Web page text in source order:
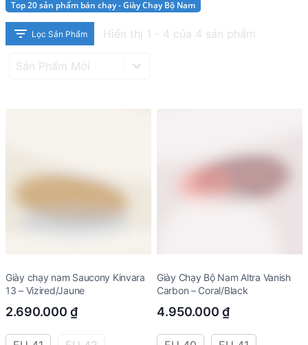
Top 20 sản phẩm bán chạy - Giày Chạy Bộ Nam
Lọc Sản Phẩm Hiển thị 1 - 4 của 4 sản phẩm
Product Sort
Sort content
Giày chạy nam Saucony Kinvara
13 – Vizired/Jaune
2.690.000 ₫
EU 41 EU 42 EU 42.5
Giày Chạy Bộ Nam Altra Vanish
Carbon – Coral/Black
4.950.000 ₫
EU 40 EU 41 EU 42 EU 42.5